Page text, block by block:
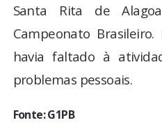
Santa Rita de
Campeonato
havia faltado à
problemas pessoais.
Fonte: G1PB